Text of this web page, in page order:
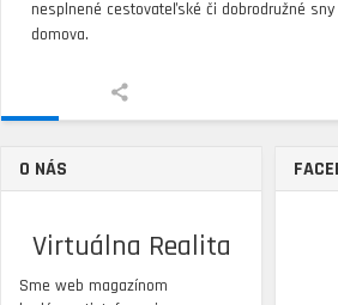
nesplnené cestovateľské či dobrodružné
domova.
O NÁS
Virtuálna Realita
Sme web magazínom